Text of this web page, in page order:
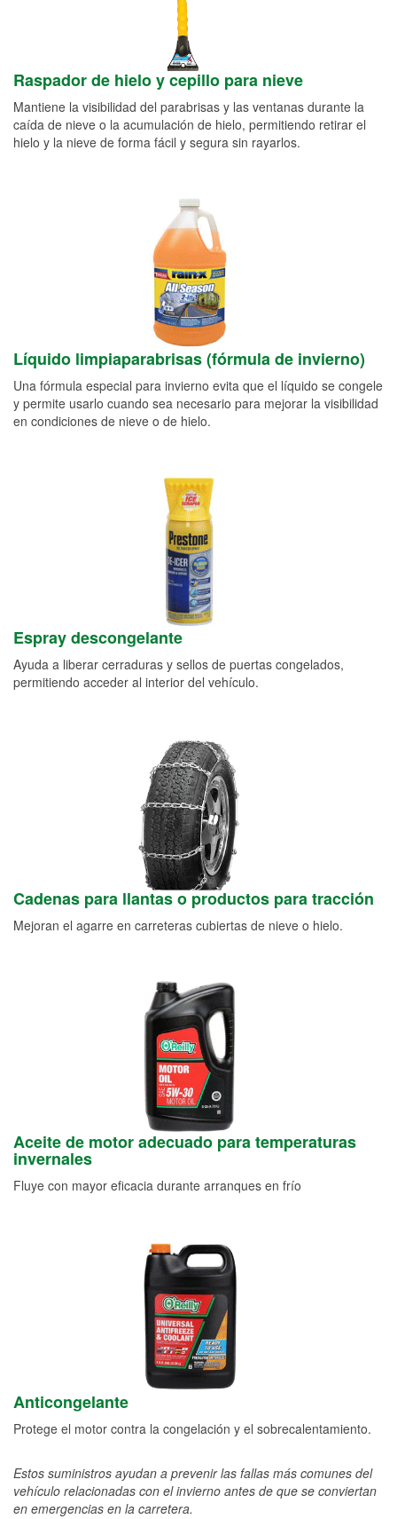
Raspador de hielo y cepillo para nieve
Mantiene la visibilidad del parabrisas y las ventanas durante la
caída de nieve o la acumulación de hielo, permitiendo retirar el
hielo y la nieve de forma fácil y segura sin rayarlos.
Líquido limpiaparabrisas (fórmula de invierno)
Una fórmula especial para invierno evita que el líquido se congele
y permite usarlo cuando sea necesario para mejorar la visibilidad
en condiciones de nieve o de hielo.
Espray descongelante
Ayuda a liberar cerraduras y sellos de puertas congelados,
permitiendo acceder al interior del vehículo.
Cadenas para llantas o productos para tracción
Mejoran el agarre en carreteras cubiertas de nieve o hielo.
Aceite de motor adecuado para temperaturas
invernales
Fluye con mayor eficacia durante arranques en frío
Anticongelante
Protege el motor contra la congelación y el sobrecalentamiento.
Estos suministros ayudan a prevenir las fallas más comunes del
vehículo relacionadas con el invierno antes de que se conviertan
en emergencias en la carretera.